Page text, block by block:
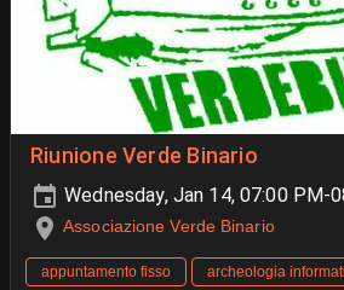
Riunione Verde Binario
Wednesday, Jan 14, 07:00 PM-
Associazione Verde Binario
appuntamento fisso archeologia